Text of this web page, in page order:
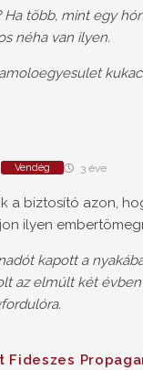
Ha több, mint egy
néha van ilyen.
Vendég 3 éve
a biztosító azon,
ilyen
kapott a
az elmúlt két
Fideszes